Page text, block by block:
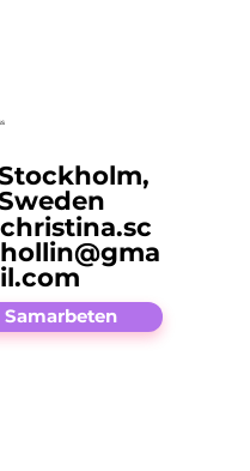
christina.sc
hollin@gma
il.com
Samarbeten